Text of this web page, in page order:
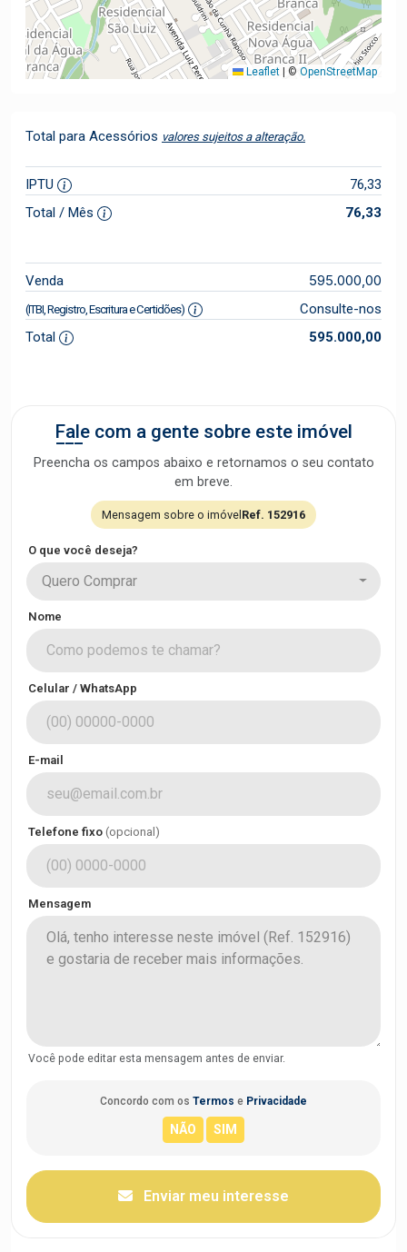
Leaflet | © OpenStreetMap
Total para Acessórios valores sujeitos a alteração.
IPTU
76,33
Total / Mês
76,33
Venda 595.000,00
(ITBI, Registro, Escritura e Certidões)
Consulte-nos
Total
595.000,00
Fale com a gente sobre este imóvel
Preencha os campos abaixo e retornamos o seu contato
em breve.
Mensagem sobre o imóvelRef. 152916
O que você deseja?
Quero Comprar
Nome
Celular / WhatsApp
E-mail
Telefone fixo (opcional)
Mensagem
Você pode editar esta mensagem antes de enviar.
Concordo com os Termos e Privacidade
Enviar meu interesse